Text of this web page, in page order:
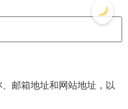
邮箱地址和网站地址，以